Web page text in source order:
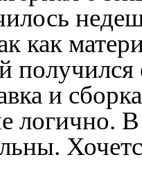
как
и
логично.